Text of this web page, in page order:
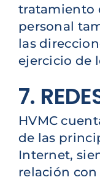
tratamiento
personal
las
ejercicio de
7.
HVMC
de las
Internet,
relación